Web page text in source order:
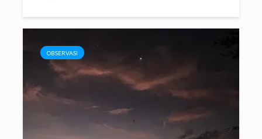
OBSERVASI